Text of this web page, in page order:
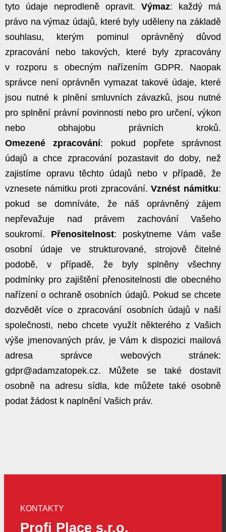
tyto údaje neprodleně opravit. Výmaz: každý má
právo na výmaz údajů, které byly uděleny na základě
souhlasu, kterým pominul oprávněný důvod
zpracování nebo takových, které byly zpracovány
v rozporu s obecným nařízením GDPR. Naopak
správce není oprávněn vymazat takové údaje, které
jsou nutné k plnění smluvních závazků, jsou nutné
pro splnění právní povinnosti nebo pro určení, výkon
nebo obhajobu právních kroků.
Omezené
zpracování: pokud popřete správnost
údajů a chce zpracování pozastavit do doby, než
zajistíme opravu těchto údajů nebo v případě, že
vznesete námitku proti zpracování.Vznést námitku:
pokud se domníváte, že náš oprávněný zájem
nepřevažuje nad právem zachování Vašeho
soukromí. Přenositelnost: poskytneme Vám vaše
osobní údaje ve strukturované, strojově čitelné
podobě, v případě, že byly splněny všechny
podmínky pro zajištění přenositelnosti dle obecného
nařízení o ochraně osobních údajů. Pokud se chcete
dozvědět více o zpracování osobních údajů v naší
společnosti, nebo chcete využít některého z Vašich
výše jmenovaných práv, je Vám k dispozici mailová
adresa správce webových stránek:
gdpr
. Můžete se také dostavit
osobně na adresu sídla, kde můžete také osobně
podat žádost k naplnění Vašich práv.
KONTAKTY
Profi Place s.r.o.